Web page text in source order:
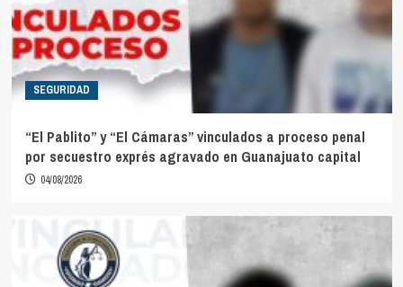
SEGURIDAD
“El Pablito” y “El Cámaras” vinculados a proceso penal
por secuestro exprés agravado en Guanajuato capital
04/08/2026